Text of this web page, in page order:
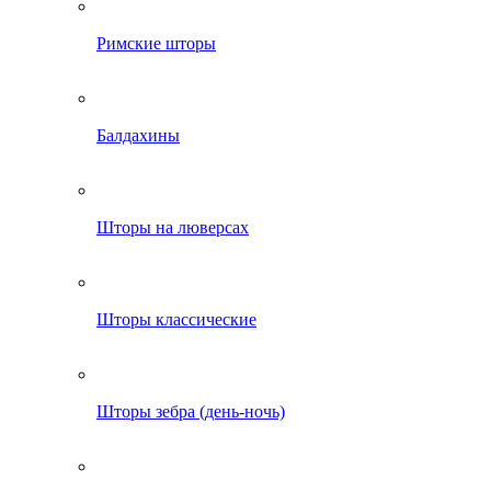
Римские шторы
Балдахины
Шторы на люверсах
Шторы классические
Шторы зебра (день-ночь)